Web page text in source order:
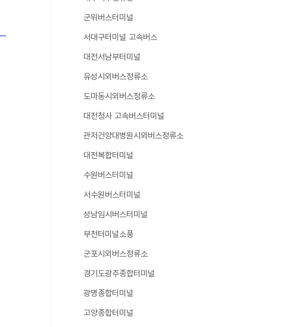
군위버스터미널
서대구터미널 고속버스
대전서남부터미널
유성시외버스정류소
도마동시외버스정류소
대전청사 고속버스터미널
관저건양대병원시외버스정류소
대전복합터미널
수원버스터미널
서수원버스터미널
성남임시버스터미널
부천터미널소풍
군포시외버스정류소
경기도광주종합터미널
광명종합터미널
고양종합터미널